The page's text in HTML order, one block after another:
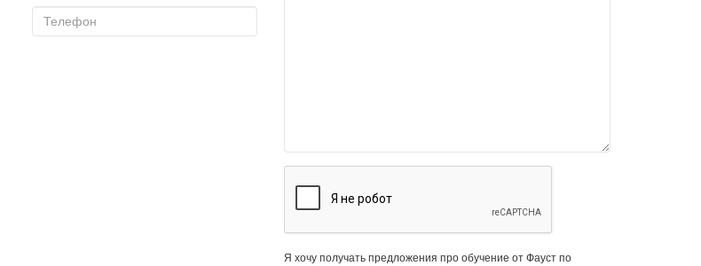
Я хочу получать предложения про обучение от Фауст по